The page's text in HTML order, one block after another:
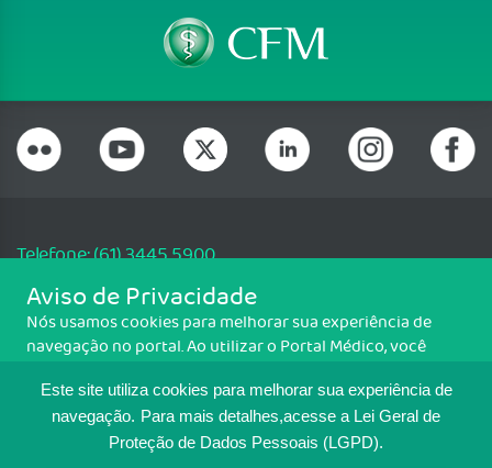
Este site utiliza cookies para melhorar sua experiência de
navegação. Para mais detalhes,acesse a Lei Geral de
Proteção de Dados Pessoais (LGPD).
Telefone: (61) 3445 5900
Email: cfm@portalmedico.org.br
SGAS 616, Conjunto D, Lote 115, L2 Sul, Brasília/DF - CEP: 70200-760 -
CNPJ: 33.583.550/0001-30
MAPA DO SITE
Aviso de Privacidade
Nós usamos cookies para melhorar sua experiência de
navegação no portal. Ao utilizar o Portal Médico, você
Para ter mais informações sobre como isso é feito, acesse
Política de cookies. Se você concorda, clique em ACEITO.